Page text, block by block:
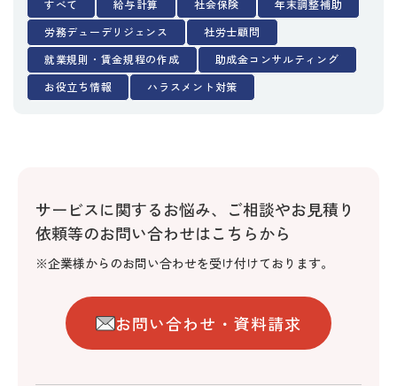
すべて 給与計算 社会保険
年末調整補助
労務デューデリジェンス
社労士顧問
就業規則・賃金規程の作成
助成金コンサルティング
お役立ち情報
ハラスメント対策
サービスに関するお悩み、 ご相談やお見積り
依頼等のお問い合わせはこちらから
※企業様からのお問い合わせを受け付けております。
お問い合わせ・資料請求